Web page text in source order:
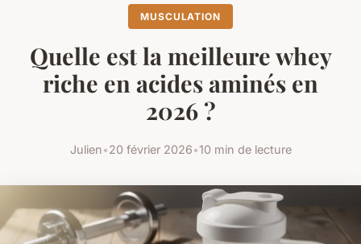
MUSCULATION
Quelle est la meilleure whey
riche en acides aminés en
2026 ?
Julien•20 février 2026•10 min de lecture